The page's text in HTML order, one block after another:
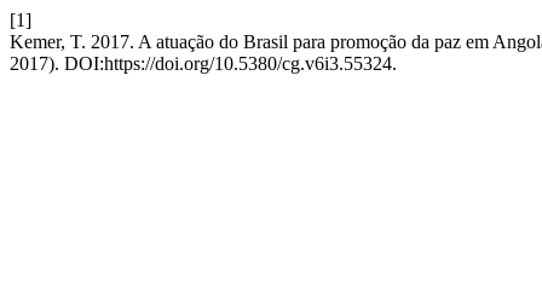
[1]
Kemer, T. 2017. A atuação do Brasil para promoção da paz em
2017). DOI:https://doi.org/10.5380/cg.v6i3.55324.